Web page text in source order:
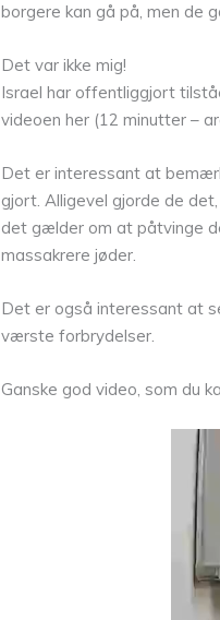
borgere kan gå på, men de
Det var ikke mig!
Israel har offentliggjort
videoen her (12 minutter –
Det er interessant at
gjort. Alligevel gjorde de
det gælder om at påtvinge
massakrere jøder.
Det er også interessant at
værste forbrydelser.
Ganske god video, som du